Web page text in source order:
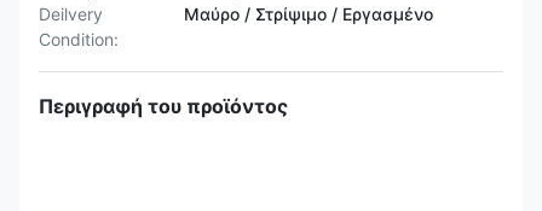
Deilvery
Condition:
Μαύρο / Στρίψιμο / Εργασμένο
Περιγραφή του προϊόντος